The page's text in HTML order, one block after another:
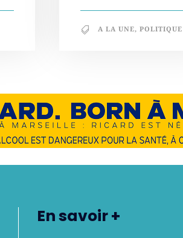
A LA UNE, POLITIQUE
En savoir +